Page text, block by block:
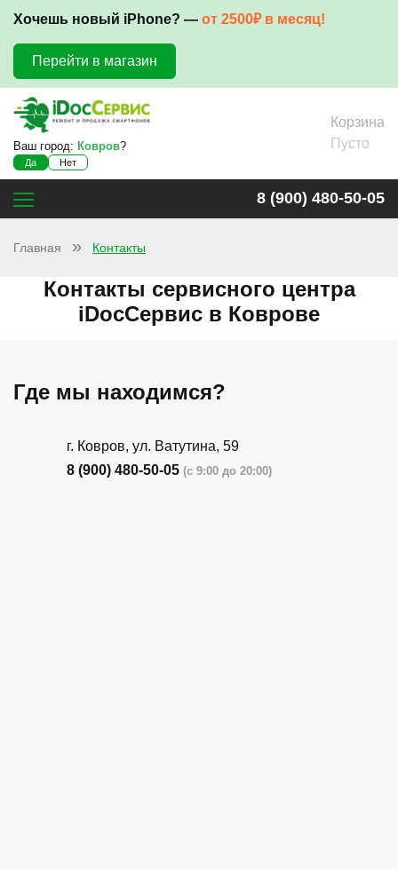
Хочешь новый iPhone? — от 2500₽ в месяц!
Перейти в магазин
Ваш город: Ковров?
Да Нет
Корзина
Пусто
8 (900) 480-50-05
Главная Контакты
Контакты сервисного центра
iDocСервис в Коврове
Где мы находимся?
г. Ковров, ул. Ватутина, 59
8 (900) 480-50-05 (с 9:00 до 20:00)